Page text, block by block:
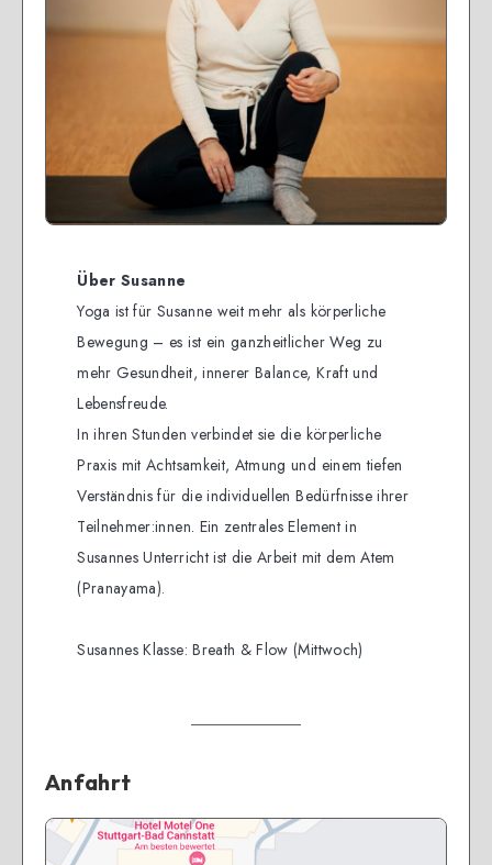
Über Susanne
Yoga ist für Susanne weit mehr als körperliche
Bewegung – es ist ein ganzheitlicher Weg zu
mehr Gesundheit, innerer Balance, Kraft und
Lebensfreude.
In ihren Stunden verbindet sie die körperliche
Praxis mit Achtsamkeit, Atmung und einem tiefen
Verständnis für die individuellen Bedürfnisse ihrer
Teilnehmer:innen. Ein zentrales Element in
Susannes Unterricht ist die Arbeit mit dem Atem
(Pranayama).
Susannes Klasse: Breath & Flow (Mittwoch)
Anfahrt